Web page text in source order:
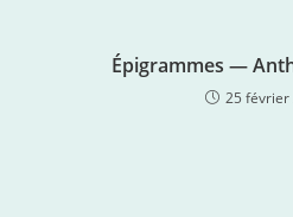
Épigrammes —
25 février